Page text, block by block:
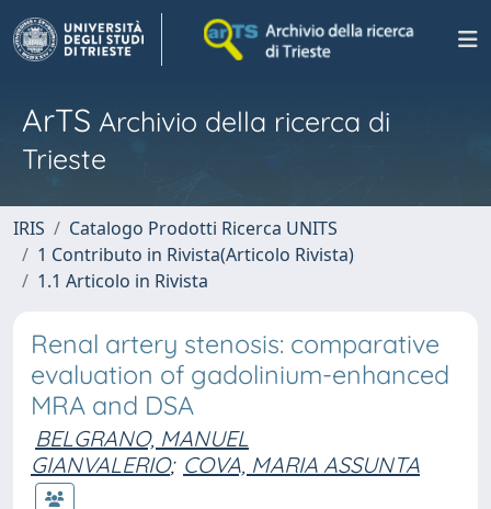
ArTS Archivio della ricerca di
Trieste
IRIS
Catalogo Prodotti Ricerca UNITS
1 Contributo in Rivista(Articolo Rivista)
1.1 Articolo in Rivista
Renal artery stenosis: comparative
evaluation of gadolinium-enhanced
MRA and DSA
BELGRANO, MANUEL
GIANVALERIO; COVA, MARIA ASSUNTA